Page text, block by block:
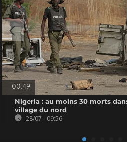
00:49
Nigeria : au moins 30 morts
village du nord
28/07 - 09:56